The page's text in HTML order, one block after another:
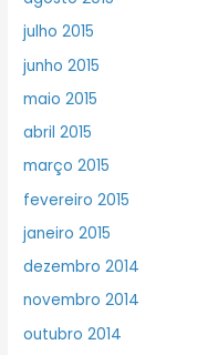
julho 2015
junho 2015
maio 2015
abril 2015
março 2015
fevereiro 2015
janeiro 2015
dezembro 2014
novembro 2014
outubro 2014